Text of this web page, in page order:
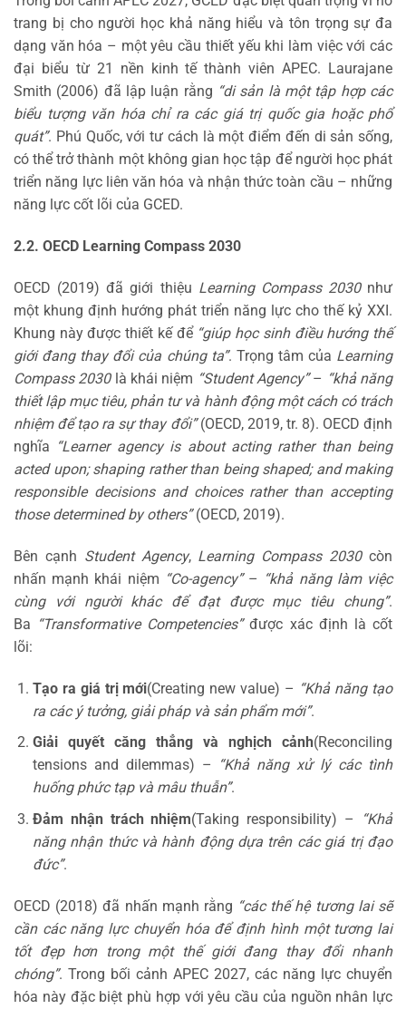
trang bị cho người học khả năng hiểu và tôn trọng sự đa
dạng văn hóa – một yêu cầu thiết yếu khi làm việc với các
đại biểu từ 21 nền kinh tế thành viên APEC. Laurajane
Smith (2006) đã lập luận rằng “di sản là một tập hợp các
biểu tượng văn hóa chỉ ra các giá trị quốc gia hoặc phổ
quát”. Phú Quốc, với tư cách là một điểm đến di sản sống,
có thể trở thành một không gian học tập để người học phát
triển năng lực liên văn hóa và nhận thức toàn cầu – những
năng lực cốt lõi của GCED.
2.2. OECD Learning Compass 2030
OECD (2019) đã giới thiệu Learning Compass 2030như
một khung định hướng phát triển năng lực cho thế kỷ XXI.
Khung này được thiết kế để “giúp học sinh điều hướng thế
giới đang thay đổi của chúng ta”. Trọng tâm của Learning
Compass 2030là khái niệm “Student Agency”– “khả năng
thiết lập mục tiêu, phản tư và hành động một cách có trách
nhiệm để tạo ra sự thay đổi”(OECD, 2019, tr. 8). OECD định
nghĩa “Learner agency is about acting rather than being
acted upon; shaping rather than being shaped; and making
responsible decisions and choices rather than accepting
those determined by others”(OECD, 2019).
Bên cạnh Student Agency, Learning Compass 2030còn
nhấn mạnh khái niệm “Co-agency”– “khả năng làm việc
cùng với người khác để đạt được mục tiêu chung”.
Ba “Transformative Competencies”được xác định là cốt
lõi:
Tạo ra giá trị mới(Creating new value) – “Khả năng tạo
ra các ý tưởng, giải pháp và sản phẩm mới”.
Giải quyết căng thẳng và nghịch cảnh(Reconciling
tensions and dilemmas) –
“Khả năng xử lý các tình
huống phức tạp và mâu thuẫn”.
Đảm nhận trách nhiệm(Taking responsibility) –
“Khả
năng nhận thức và hành động dựa trên các giá trị đạo
đức”.
OECD (2018) đã nhấn mạnh rằng “các thế hệ tương lai sẽ
cần các năng lực chuyển hóa để định hình một tương lai
tốt đẹp hơn trong một thế giới đang thay đổi nhanh
chóng”. Trong bối cảnh APEC 2027, các năng lực chuyển
hóa này đặc biệt phù hợp với yêu cầu của nguồn nhân lực